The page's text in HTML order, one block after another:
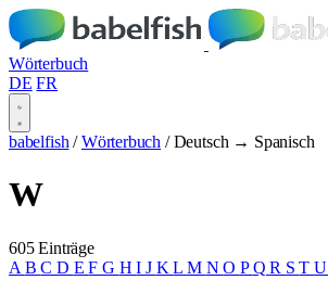
Wörterbuch
DE FR
babelfish / Wörterbuch / Deutsch → Spanisch
W
605 Einträge
A BC D EF G HI J KL M NO PQR STU